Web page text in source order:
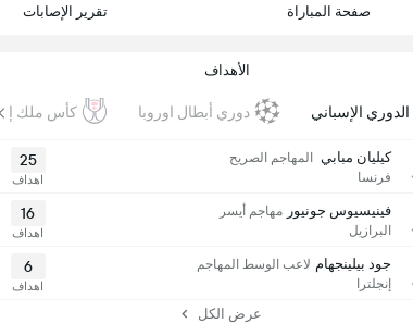
صفحة المباراة تقرير الإصابات
الأهداف
الدوري الإسباني دوري أبطال اوروبا كأس ملك
كيليان مبابي المهاجم الصريح
فرنسا
25
اهداف
فينيسيوس جونيور مهاجم أيسر
البرازيل
16
اهداف
جود بيلينجهام لاعب الوسط المهاجم
إنجلترا
6
اهداف
عرض الكل